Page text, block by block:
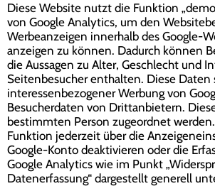
Diese Website nutzt die Funktion
von Google Analytics, um den
Werbeanzeigen innerhalb des Google-
anzeigen zu können. Dadurch können
die Aussagen zu Alter, Geschlecht und
Seitenbesucher enthalten. Diese Daten
interessenbezogener Werbung von
Besucherdaten von Drittanbietern.
bestimmten Person zugeordnet
Funktion jederzeit über die
Google-Konto deaktivieren oder die
Google Analytics wie im Punkt
Datenerfassung“ dargestellt generell